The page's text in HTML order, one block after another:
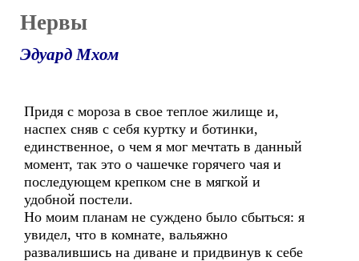
Нервы
Эдуард Мхом
Придя с мороза в свое теплое жилище и,
наспех сняв с себя куртку и ботинки,
единственное, о чем я мог мечтать в данный
момент, так это о чашечке горячего чая и
последующем крепком сне в мягкой и
удобной постели.
Но моим планам не суждено было сбыться: я
увидел, что в комнате, вальяжно
развалившись на диване и придвинув к себе